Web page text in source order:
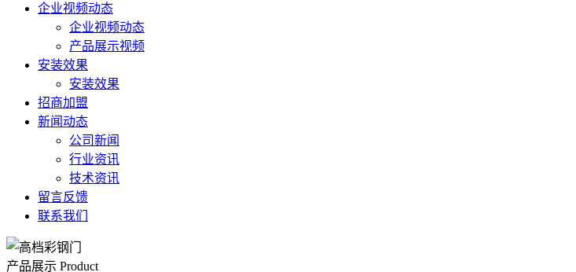
企业视频动态
企业视频动态
产品展示视频
安装效果
安装效果
招商加盟
新闻动态
公司新闻
行业资讯
技术资讯
留言反馈
联系我们
产品展示 Product